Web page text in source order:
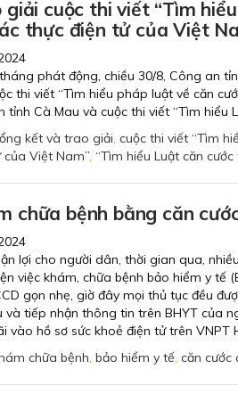
giải cuộc thi viết “Tìm
thực điện tử của Việt
phát động, chiều 30/8, Công an
thi viết “Tìm hiểu pháp luật về căn
tỉnh Cà Mau và cuộc thi viết “Tìm hiểu
kết và trao giải, cuộc thi viết “Tìm
của Việt Nam”, “Tìm hiểu Luật căn
chữa bệnh bằng căn
lợi cho người dân, thời gian qua,
việc khám, chữa bệnh bảo hiểm y tế
gọn nhẹ, giờ đây mọi thủ tục đều
và tiếp nhận thông tin trên BHYT của
vào hồ sơ sức khoẻ điện tử trên VNPT
chữa bệnh, bảo hiểm y tế, căn cước